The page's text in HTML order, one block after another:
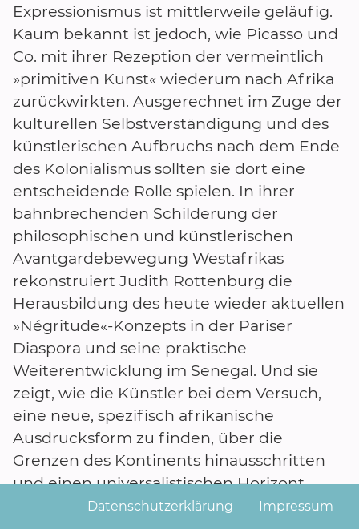
Expressionismus ist mittlerweile geläufig.
Kaum bekannt ist jedoch, wie Picasso und
Co. mit ihrer Rezeption der vermeintlich
»primitiven Kunst« wiederum nach Afrika
zurückwirkten. Ausgerechnet im Zuge der
kulturellen Selbstverständigung und des
künstlerischen Aufbruchs nach dem Ende
des Kolonialismus sollten sie dort eine
entscheidende Rolle spielen. In ihrer
bahnbrechenden Schilderung der
philosophischen und künstlerischen
Avantgardebewegung Westafrikas
rekonstruiert Judith Rottenburg die
Herausbildung des heute wieder aktuellen
»Négritude«-Konzepts in der Pariser
Diaspora und seine praktische
Weiterentwicklung im Senegal. Und sie
zeigt, wie die Künstler bei dem Versuch,
eine neue, spezifisch afrikanische
Ausdrucksform zu finden, über die
Grenzen des Kontinents hinausschritten
und einen universalistischen Horizont
eröffneten, in dem eine zukunftsweisende
Datenschutzerklärung Impressum